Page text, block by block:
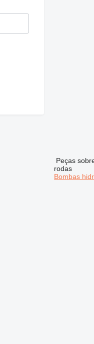
Peças
rodas
Bombas